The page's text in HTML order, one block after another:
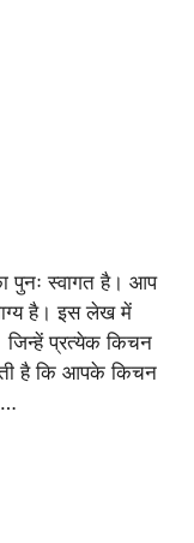
पुनः स्वागत है। आप
है। इस लेख में
प्रत्येक किचन
है कि आपके किचन
…